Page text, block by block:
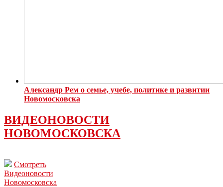
Александр Рем о семье, учебе, политике и развитии
Новомосковска
ВИДЕОНОВОСТИ
НОВОМОСКОВСКА
Смотреть
Видеоновости
Новомосковска